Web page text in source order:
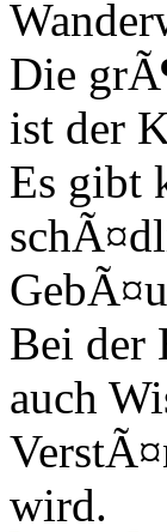
Die
ist der
Es gibt
Bei der
auch
wird.